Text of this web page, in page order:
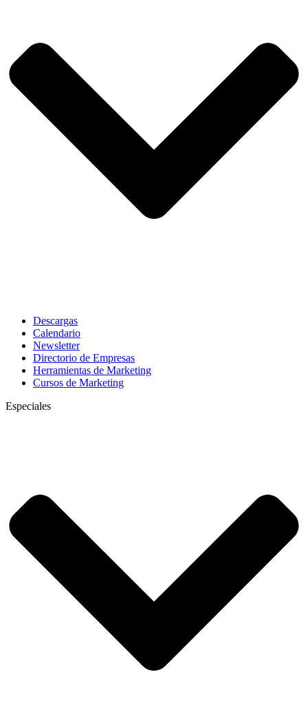
Descargas
Calendario
Newsletter
Directorio de Empresas
Herramientas de Marketing
Cursos de Marketing
Especiales